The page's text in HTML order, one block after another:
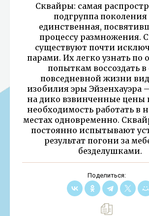
Сквайры: самая
подгруппа поколения
единственная,
процессу размножения.
существуют почти
парами. Их легко узнать по
попыткам воссоздать в
повседневной жизни
изобилия эры Эйзенхауэра
на дико взвинченные цены
необходимость работать в
местах одновременно.
постоянно испытывают
результат погони за
безделушками.
Поделиться: